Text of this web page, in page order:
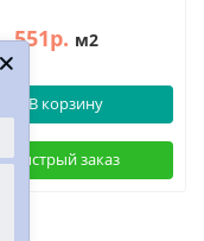
551р. м2
В корзину
Быстрый заказ